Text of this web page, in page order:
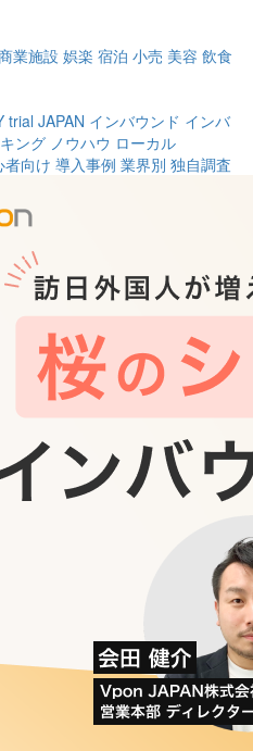
業施設 娯楽 宿泊 小売 美容 飲食
trial JAPAN インバウンド インバ
ング ノウハウ ローカル
者向け 導入事例 業界別 独自調査